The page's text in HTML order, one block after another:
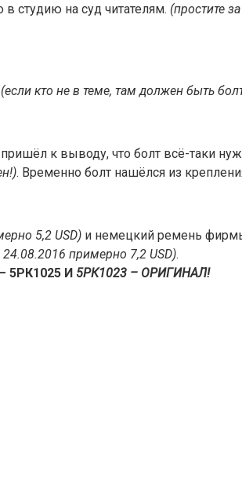
студию на суд читателям. (простите
(если кто не в теме, там должен быть
к выводу, что болт всё-таки
. Временно болт нашёлся из
5,2 USD) и немецкий ремень
24.08.2016 примерно 7,2 USD).
5РК1025 И 5РК1023 – ОРИГИНАЛ!